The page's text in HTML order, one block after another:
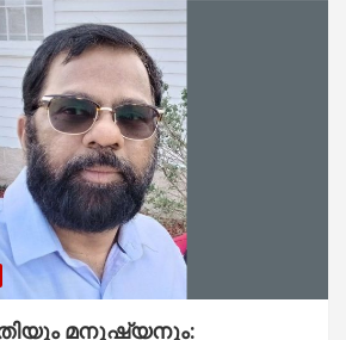
മനുഷ്യനും: